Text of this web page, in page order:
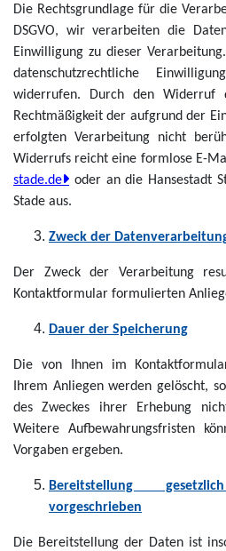
Die Rechtsgrundlage für die
DSGVO, wir verarbeiten die
Einwilligung zu dieser
datenschutzrechtliche
widerrufen. Durch den
Rechtmäßigkeit der aufgrund der
erfolgten Verarbeitung nicht
Widerrufs reicht eine formlose E-
stade.de
oder an die Hansestadt
Stade aus.
Zweck der
Der Zweck der Verarbeitung
Kontaktformular formulierten
Dauer der Speicherung
Die von Ihnen im
Ihrem Anliegen werden gelöscht,
des Zweckes ihrer Erhebung
Weitere Aufbewahrungsfristen
Vorgaben ergeben.
Bereitstellung
vorgeschrieben
Die Bereitstellung der Daten ist